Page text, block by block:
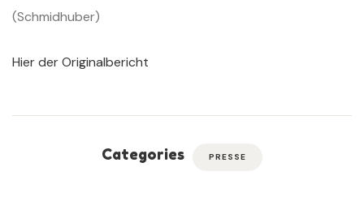
(Schmidhuber)
Hier der Originalbericht
Categories PRESSE